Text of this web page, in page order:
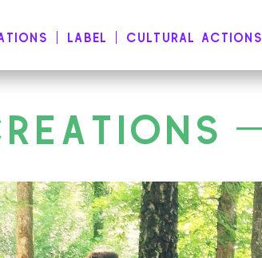
LABEL CULTURAL ACTIONS